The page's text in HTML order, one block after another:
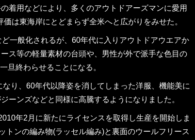
着用などにより、多くのアウトドアーズマンに愛用
は東海岸にとどまらず全米へと広がりをみせた。
一般化されるが、60年代に入りアウトドアウエアか
ス等の軽量素材の台頭や、男性が外で派手な色目の
旦終わらせることになる。
り、60年代以降姿を消してしまった洋服、機能美に
ーンズなどと同様に高騰するようになりました。
年2月に新たにライセンスを取得し生産を開始しま
トンの編み物(ラッセル編み)と裏面のウールフリース